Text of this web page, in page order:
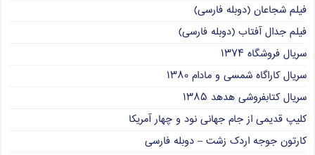
فیلم شجاعان (دوبله فارسی)
فیلم جدال آفتاب (دوبله فارسی)
سریال فروشگاه ۱۳۷۴
سریال کاراگاه شمسی و مادام ۱۳۸۰
سریال کتابفروشی هدهد ۱۳۸۵
کلیپ قدیمی از جام جهانی نود و چهار آمریکا
کارتون جوجه اردک زشت – دوبله فارسی